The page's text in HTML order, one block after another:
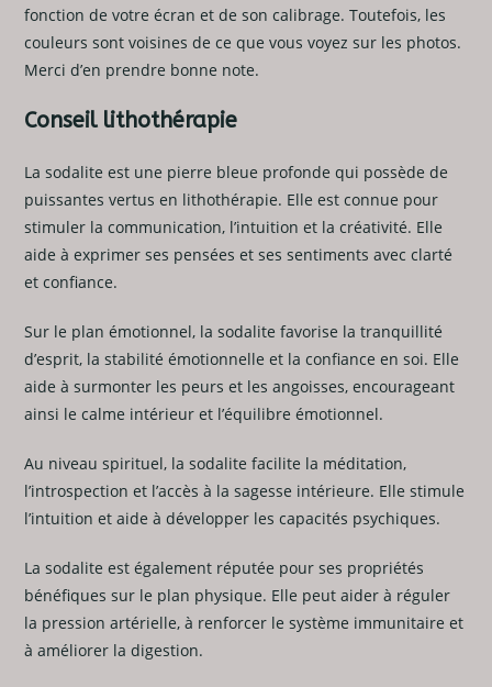
fonction de votre écran et de son calibrage. Toutefois, les
couleurs sont voisines de ce que vous voyez sur les photos.
Merci d’en prendre bonne note.
Conseil lithothérapie
La sodalite est une pierre bleue profonde qui possède de
puissantes vertus en lithothérapie. Elle est connue pour
stimuler la communication, l’intuition et la créativité. Elle
aide à exprimer ses pensées et ses sentiments avec clarté
et confiance.
Sur le plan émotionnel, la sodalite favorise la tranquillité
d’esprit, la stabilité émotionnelle et la confiance en soi. Elle
aide à surmonter les peurs et les angoisses, encourageant
ainsi le calme intérieur et l’équilibre émotionnel.
Au niveau spirituel, la sodalite facilite la méditation,
l’introspection et l’accès à la sagesse intérieure. Elle stimule
l’intuition et aide à développer les capacités psychiques.
La sodalite est également réputée pour ses propriétés
bénéfiques sur le plan physique. Elle peut aider à réguler
la pression artérielle, à renforcer le système immunitaire et
à améliorer la digestion.